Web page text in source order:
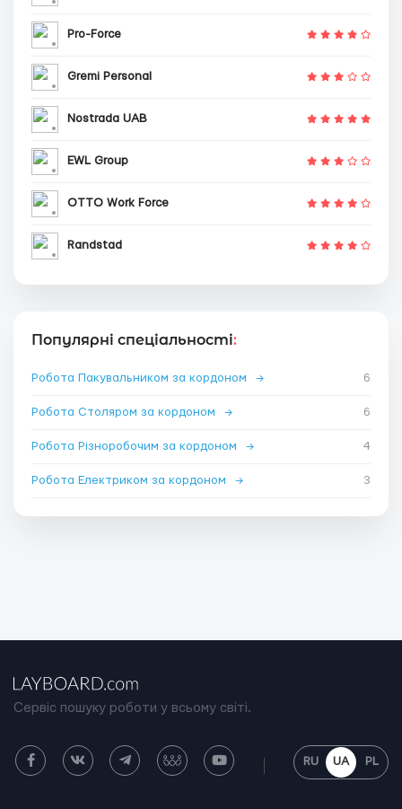
Pro-Force
Gremi Personal
Nostrada UAB
EWL Group
OTTO Work Force
Randstad
Популярні спеціальності:
Робота Пакувальником за кордоном → 6
Робота Столяром за кордоном → 6
Робота Різноробочим за кордоном → 4
Робота Електриком за кордоном → 3
Сервіс пошуку роботи у всьому світі.
RU UA PL